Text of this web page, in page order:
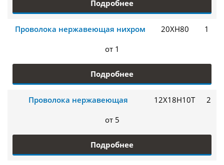
Подробнее
Проволока нержавеющая нихром 20ХН80
1
от 1
Подробнее
Проволока нержавеющая 12Х18Н10Т
2
от 5
Подробнее